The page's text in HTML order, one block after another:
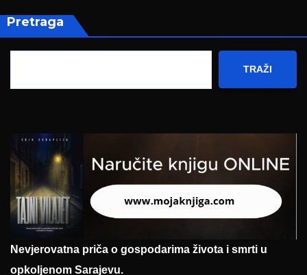
Pretraga
TRAŽI
Nevjerovatna priča o gospodarima života i smrti u
opkoljenom Sarajevu.